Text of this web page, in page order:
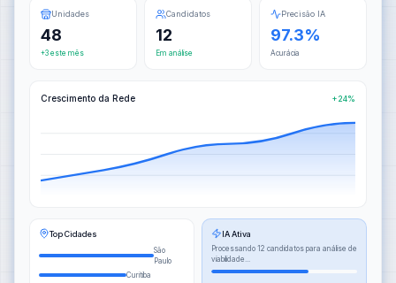
Unidades
48
+3 este mês
Candidatos
12
Em análise
Precisão IA
97.3%
Acurácia
Crescimento da Rede +24%
Top Cidades
São
Paulo
Curitiba
IA Ativa
Processando 12 candidatos para análise de
viabilidade...